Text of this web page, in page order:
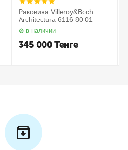
Раковина Villeroy&Boch
Architectura 6116 80 01
в наличии
345 000Тенге